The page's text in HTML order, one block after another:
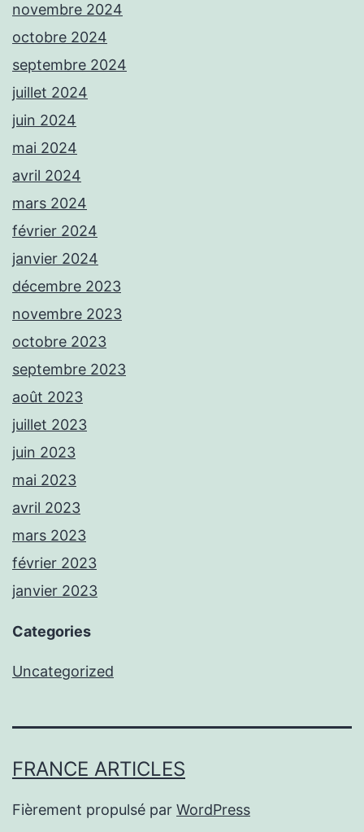
novembre 2024
octobre 2024
septembre 2024
juillet 2024
juin 2024
mai 2024
avril 2024
mars 2024
février 2024
janvier 2024
décembre 2023
novembre 2023
octobre 2023
septembre 2023
août 2023
juillet 2023
juin 2023
mai 2023
avril 2023
mars 2023
février 2023
janvier 2023
Categories
Uncategorized
FRANCE ARTICLES
Fièrement propulsé par WordPress